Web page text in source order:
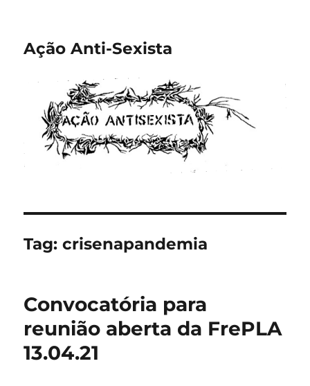
Ação Anti-Sexista
Tag:crisenapandemia
Convocatória para
reunião aberta da FrePLA
13.04.21